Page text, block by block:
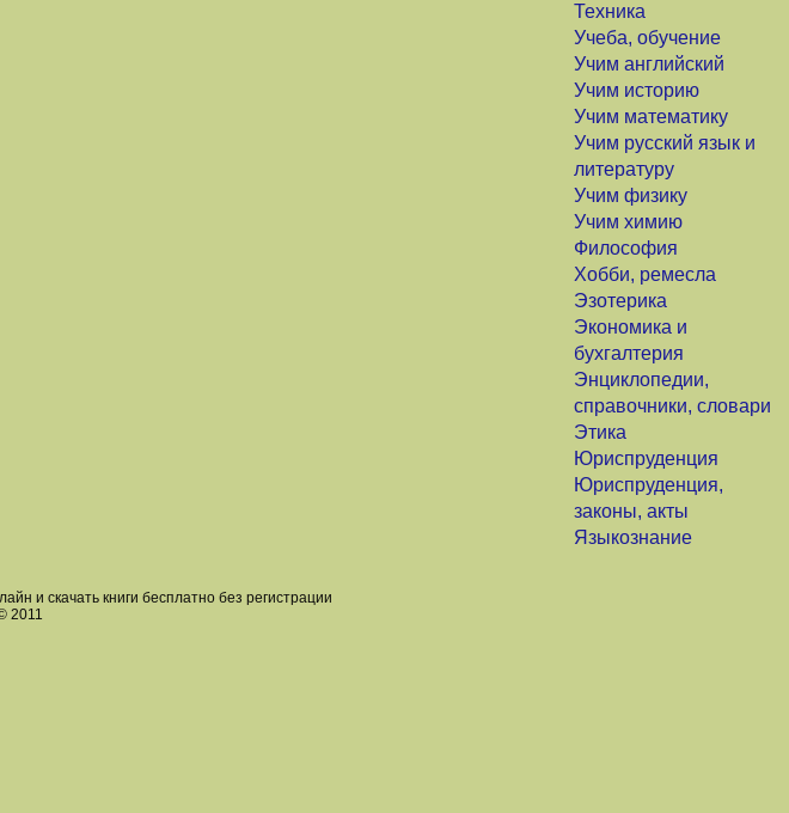
Техника
Учеба, обучение
Учим английский
Учим историю
Учим математику
Учим русский язык и
литературу
Учим физику
Учим химию
Философия
Хобби, ремесла
Эзотерика
Экономика и
бухгалтерия
Энциклопедии,
справочники, словари
Этика
Юриспруденция
Юриспруденция,
законы, акты
Языкознание
и скачать книги бесплатно без регистрации
2011